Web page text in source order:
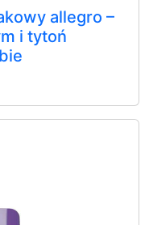
allegro –
i tytoń